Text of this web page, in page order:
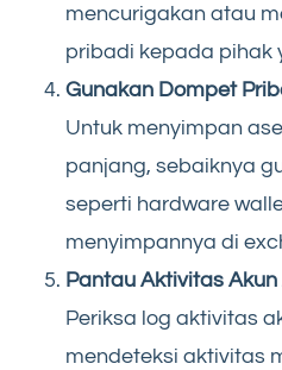
mencurigakan atau
pribadi kepada pihak
Gunakan Dompet
Untuk menyimpan
panjang, sebaiknya
seperti hardware
menyimpannya di
Pantau Aktivitas
Periksa log aktivitas
mendeteksi aktivitas